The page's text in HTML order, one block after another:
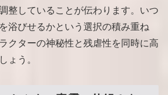
整していることが伝わります。いつ
浴びせるかという選択の積み重ね
クターの神秘性と残虐性を同時に高
ょう。